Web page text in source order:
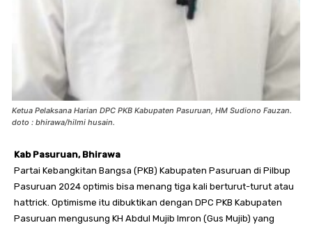
Ketua Pelaksana Harian DPC PKB Kabupaten Pasuruan, HM Sudiono Fauzan.
doto : bhirawa/hilmi husain.
Kab Pasuruan, Bhirawa
Partai Kebangkitan Bangsa (PKB) Kabupaten Pasuruan di Pilbup
Pasuruan 2024 optimis bisa menang tiga kali berturut-turut atau
hattrick. Optimisme itu dibuktikan dengan DPC PKB Kabupaten
Pasuruan mengusung KH Abdul Mujib Imron (Gus Mujib) yang